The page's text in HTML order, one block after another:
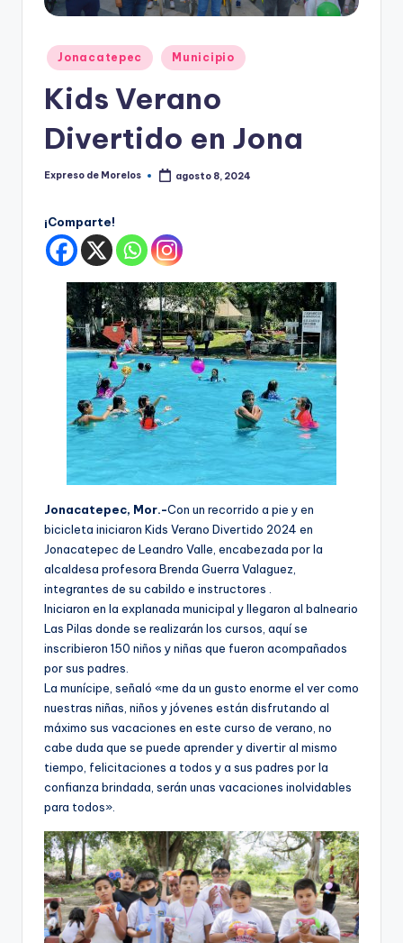
elPublicado
en
Jonacatepec Municipio
Kids Verano
Divertido en Jona
Publicado
Expreso de Morelos agosto 8, 2024
¡Comparte!
Jonacatepec, Mor.-Con un recorrido a pie y en
bicicleta iniciaron Kids Verano Divertido 2024 en
Jonacatepec de Leandro Valle, encabezada por la
alcaldesa profesora Brenda Guerra Valaguez,
integrantes de su cabildo e instructores .
Iniciaron en la explanada municipal y llegaron al balneario
Las Pilas donde se realizarán los cursos, aquí se
inscribieron 150 niños y niñas que fueron acompañados
por sus padres.
La munícipe, señaló «me da un gusto enorme el ver como
nuestras niñas, niños y jóvenes están disfrutando al
máximo sus vacaciones en este curso de verano, no
cabe duda que se puede aprender y divertir al mismo
tiempo, felicitaciones a todos y a sus padres por la
confianza brindada, serán unas vacaciones inolvidables
para todos».